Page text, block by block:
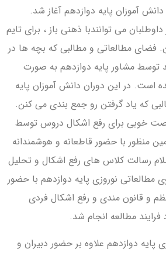
آموزان پایه دوازدهم آغاز شد.
داوطلبان می توانندبا ذهنی باز ، برای تایم
فضای مطالعاتی و مطالبی که بچه ها در
توسط مشاور پایه دوازدهم به صورت
است. در این دوران دانش آموزان پایه
که یاد گرفتن رو جمع بندی می کنن.
خوبی برای رفع اشکال دروس توسط
منظور با حضور قاطعانه و هوشمندانه
رسالت کلاس های رفع اشکال و تحلیل
نوروزی پایه دوازدهم با حضور
و قانون مندی و رفع اشکال فردی
مطالعه انجام شد.
پایه دوازدهم علاوه بر حضور دبیران و